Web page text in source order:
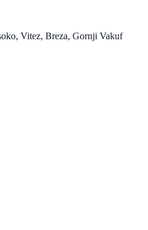
Vitez, Breza, Gornji Vakuf